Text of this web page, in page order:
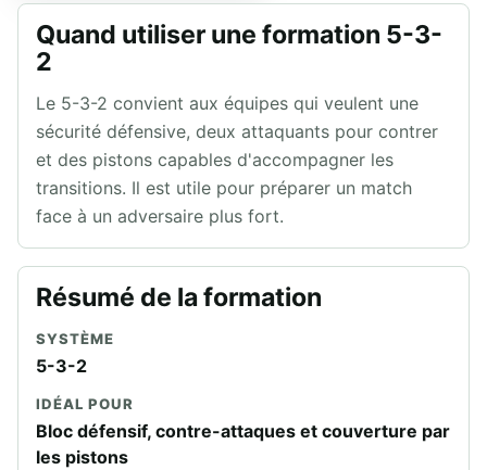
Quand utiliser une formation 5-3-
2
Le 5-3-2 convient aux équipes qui veulent une
sécurité défensive, deux attaquants pour contrer
et des pistons capables d'accompagner les
transitions. Il est utile pour préparer un match
face à un adversaire plus fort.
Résumé de la formation
SYSTÈME
5-3-2
IDÉAL POUR
Bloc défensif, contre-attaques et couverture par
les pistons